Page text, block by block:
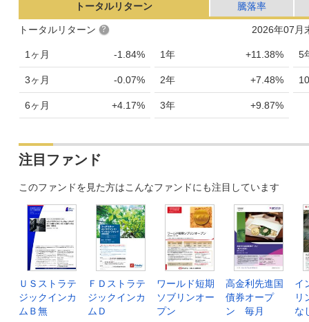
トータルリターン 騰落率
2026年07月
トータルリターン
1ヶ月 -1.84%
3ヶ月 -0.07%
6ヶ月 +4.17%
1年 +11.38%
2年 +7.48%
3年 +9.87%
5
注目ファンド
このファンドを見た方はこんなファンドにも注目しています
ＵＳストラテ
ジックインカ
ムＢ無
ＦＤストラテ
ジックインカ
ムＤ
ワールド短期
ソブリンオー
プン
高金利先進国
債券オープ
ン 毎月
イ
リ
な